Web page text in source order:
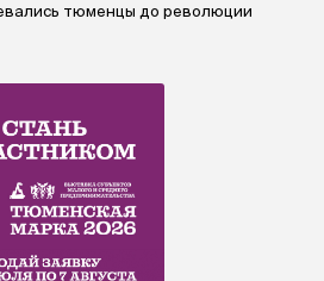
тюменцы до революции